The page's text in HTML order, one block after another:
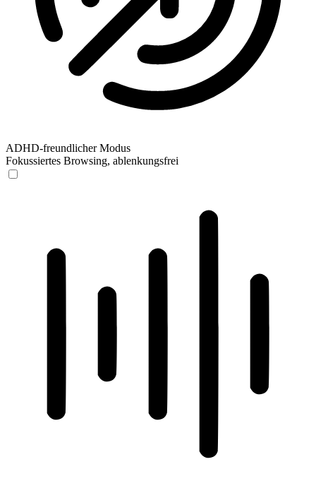
ADHD-freundlicher Modus
Fokussiertes Browsing, ablenkungsfrei